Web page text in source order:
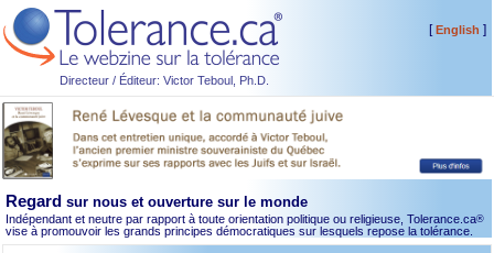
Directeur / Éditeur: Victor Teboul, Ph.D.
[English ]
Regard sur nous et ouverture sur le monde
Indépendant et neutre par rapport à toute orientation politique ou religieuse, Tolerance.ca®
vise à promouvoir les grands principes démocratiques sur lesquels repose la tolérance.